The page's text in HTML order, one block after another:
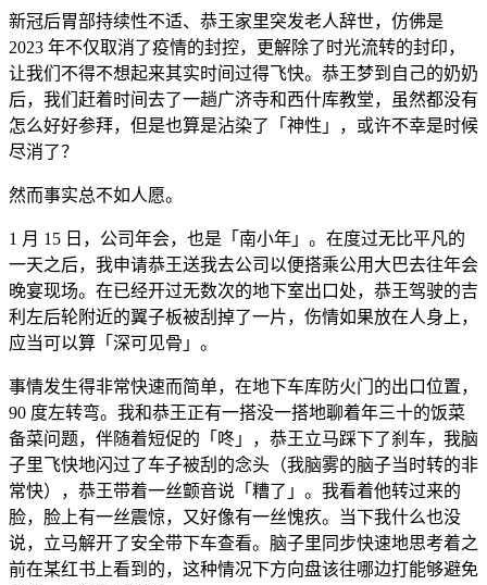
新冠后胃部持续性不适、恭王家里突发老人辞世，仿佛是
2023 年不仅取消了疫情的封控，更解除了时光流转的封印，
让我们不得不想起来其实时间过得飞快。恭王梦到自己的奶奶
后，我们赶着时间去了一趟广济寺和西什库教堂，虽然都没有
怎么好好参拜，但是也算是沾染了「神性」，或许不幸是时候
尽消了？
然而事实总不如人愿。
1 月 15 日，公司年会，也是「南小年」。在度过无比平凡的
一天之后，我申请恭王送我去公司以便搭乘公用大巴去往年会
晚宴现场。在已经开过无数次的地下室出口处，恭王驾驶的吉
利左后轮附近的翼子板被刮掉了一片，伤情如果放在人身上，
应当可以算「深可见骨」。
事情发生得非常快速而简单，在地下车库防火门的出口位置，
90 度左转弯。我和恭王正有一搭没一搭地聊着年三十的饭菜
备菜问题，伴随着短促的「咚」，恭王立马踩下了刹车，我脑
子里飞快地闪过了车子被刮的念头（我脑雾的脑子当时转的非
常快），恭王带着一丝颤音说「糟了」。我看着他转过来的
脸，脸上有一丝震惊，又好像有一丝愧疚。当下我什么也没
说，立马解开了安全带下车查看。脑子里同步快速地思考着之
前在某红书上看到的，这种情况下方向盘该往哪边打能够避免